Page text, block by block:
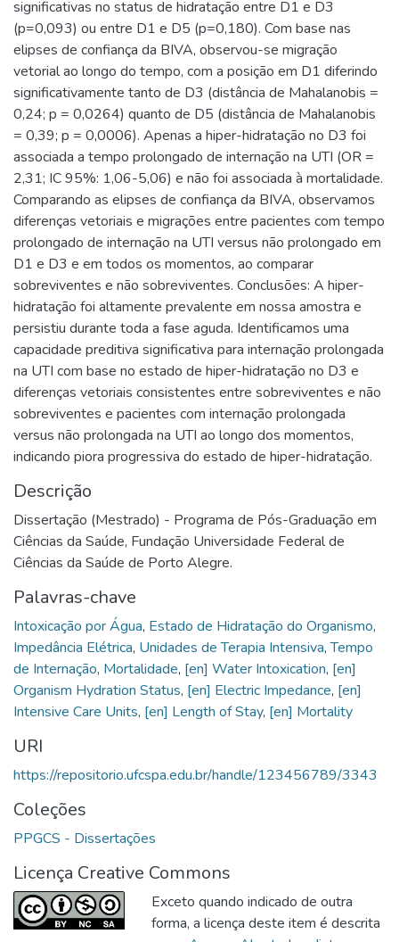
significativas no status de hidratação entre D1 e D3
(p=0,093) ou entre D1 e D5 (p=0,180). Com base nas
elipses de confiança da BIVA, observou-se migração
vetorial ao longo do tempo, com a posição em D1 diferindo
significativamente tanto de D3 (distância de Mahalanobis =
0,24; p = 0,0264) quanto de D5 (distância de Mahalanobis
= 0,39; p = 0,0006). Apenas a hiper-hidratação no D3 foi
associada a tempo prolongado de internação na UTI (OR =
2,31; IC 95%: 1,06-5,06) e não foi associada à mortalidade.
Comparando as elipses de confiança da BIVA, observamos
diferenças vetoriais e migrações entre pacientes com tempo
prolongado de internação na UTI versus não prolongado em
D1 e D3 e em todos os momentos, ao comparar
sobreviventes e não sobreviventes. Conclusões: A hiper-
hidratação foi altamente prevalente em nossa amostra e
persistiu durante toda a fase aguda. Identificamos uma
capacidade preditiva significativa para internação prolongada
na UTI com base no estado de hiper-hidratação no D3 e
diferenças vetoriais consistentes entre sobreviventes e não
sobreviventes e pacientes com internação prolongada
versus não prolongada na UTI ao longo dos momentos,
indicando piora progressiva do estado de hiper-hidratação.
Descrição
Dissertação (Mestrado) - Programa de Pós-Graduação em
Ciências da Saúde, Fundação Universidade Federal de
Ciências da Saúde de Porto Alegre.
Palavras-chave
Intoxicação por Água, Estado de Hidratação do Organismo,
Impedância Elétrica, Unidades de Terapia Intensiva,Tempo
de Internação, Mortalidade, [en] Water Intoxication, [en]
Organism Hydration Status, [en] Electric Impedance, [en]
Intensive Care Units, [en] Length of Stay, [en] Mortality
URI
https://repositorio.ufcspa.edu.br/handle/123456789/3343
Coleções
PPGCS - Dissertações
Licença Creative Commons
Exceto quando indicado de outra
forma, a licença deste item é descrita